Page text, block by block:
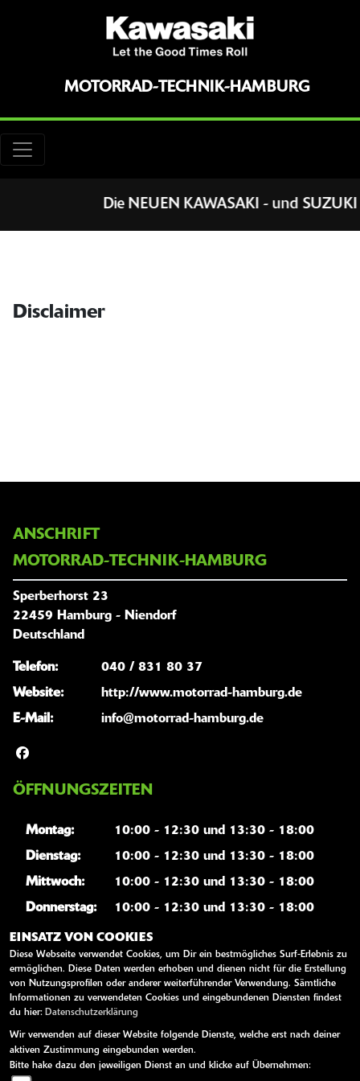
MOTORRAD-TECHNIK-HAMBURG
Die NEUEN KAWASAKI - und SUZUKI
Disclaimer
ANSCHRIFT
MOTORRAD-TECHNIK-HAMBURG
Sperberhorst 23
22459 Hamburg - Niendorf
Deutschland
Telefon:
040 / 831 80 37
Website:
http://www.motorrad-hamburg.de
E-Mail:
info@motorrad-hamburg.de
ÖFFNUNGSZEITEN
Montag:
10:00 - 12:30 und 13:30 - 18:00
Dienstag:
10:00 - 12:30 und 13:30 - 18:00
Mittwoch:
10:00 - 12:30 und 13:30 - 18:00
Donnerstag:
10:00 - 12:30 und 13:30 - 18:00
Freitag:
10:00 - 12:30 und 13:30 - 18:00
Samstag:
geschlossen
Sonntag:
geschlossen
WEITERE LINKS
Kawasaki News
EINSATZ VON COOKIES
Diese Webseite verwendet Cookies, um Dir ein bestmögliches Surf-Erlebnis zu
ermöglichen. Diese Daten werden erhoben und dienen nicht für die Erstellung
von Nutzungsprofilen oder anderer weiterführender Verwendung. Sämtliche
Informationen zu verwendeten Cookies und eingebundenen Diensten findest
du hier: Datenschutzerklärung
Wir verwenden auf dieser Website folgende Dienste, welche erst nach deiner
aktiven Zustimmung eingebunden werden.
Bitte hake dazu den jeweiligen Dienst an und klicke auf Übernehmen: